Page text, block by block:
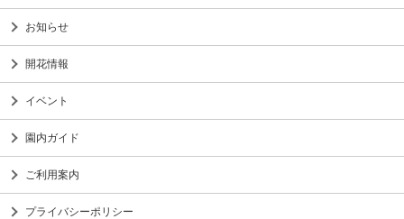
お知らせ
開花情報
イベント
園内ガイド
ご利用案内
プライバシーポリシー